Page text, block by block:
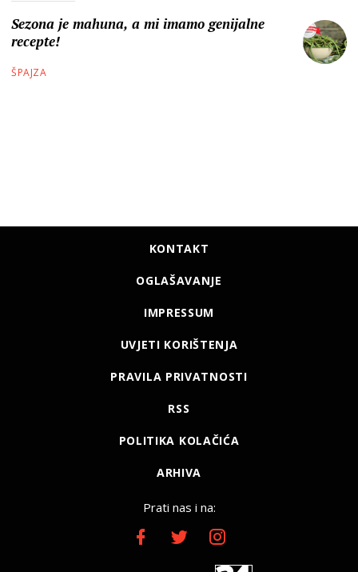
Sezona je mahuna, a mi imamo genijalne
recepte!
ŠPAJZA
KONTAKT
OGLAŠAVANJE
IMPRESSUM
UVJETI KORIŠTENJA
PRAVILA PRIVATNOSTI
RSS
POLITIKA KOLAČIĆA
ARHIVA
Prati nas i na: